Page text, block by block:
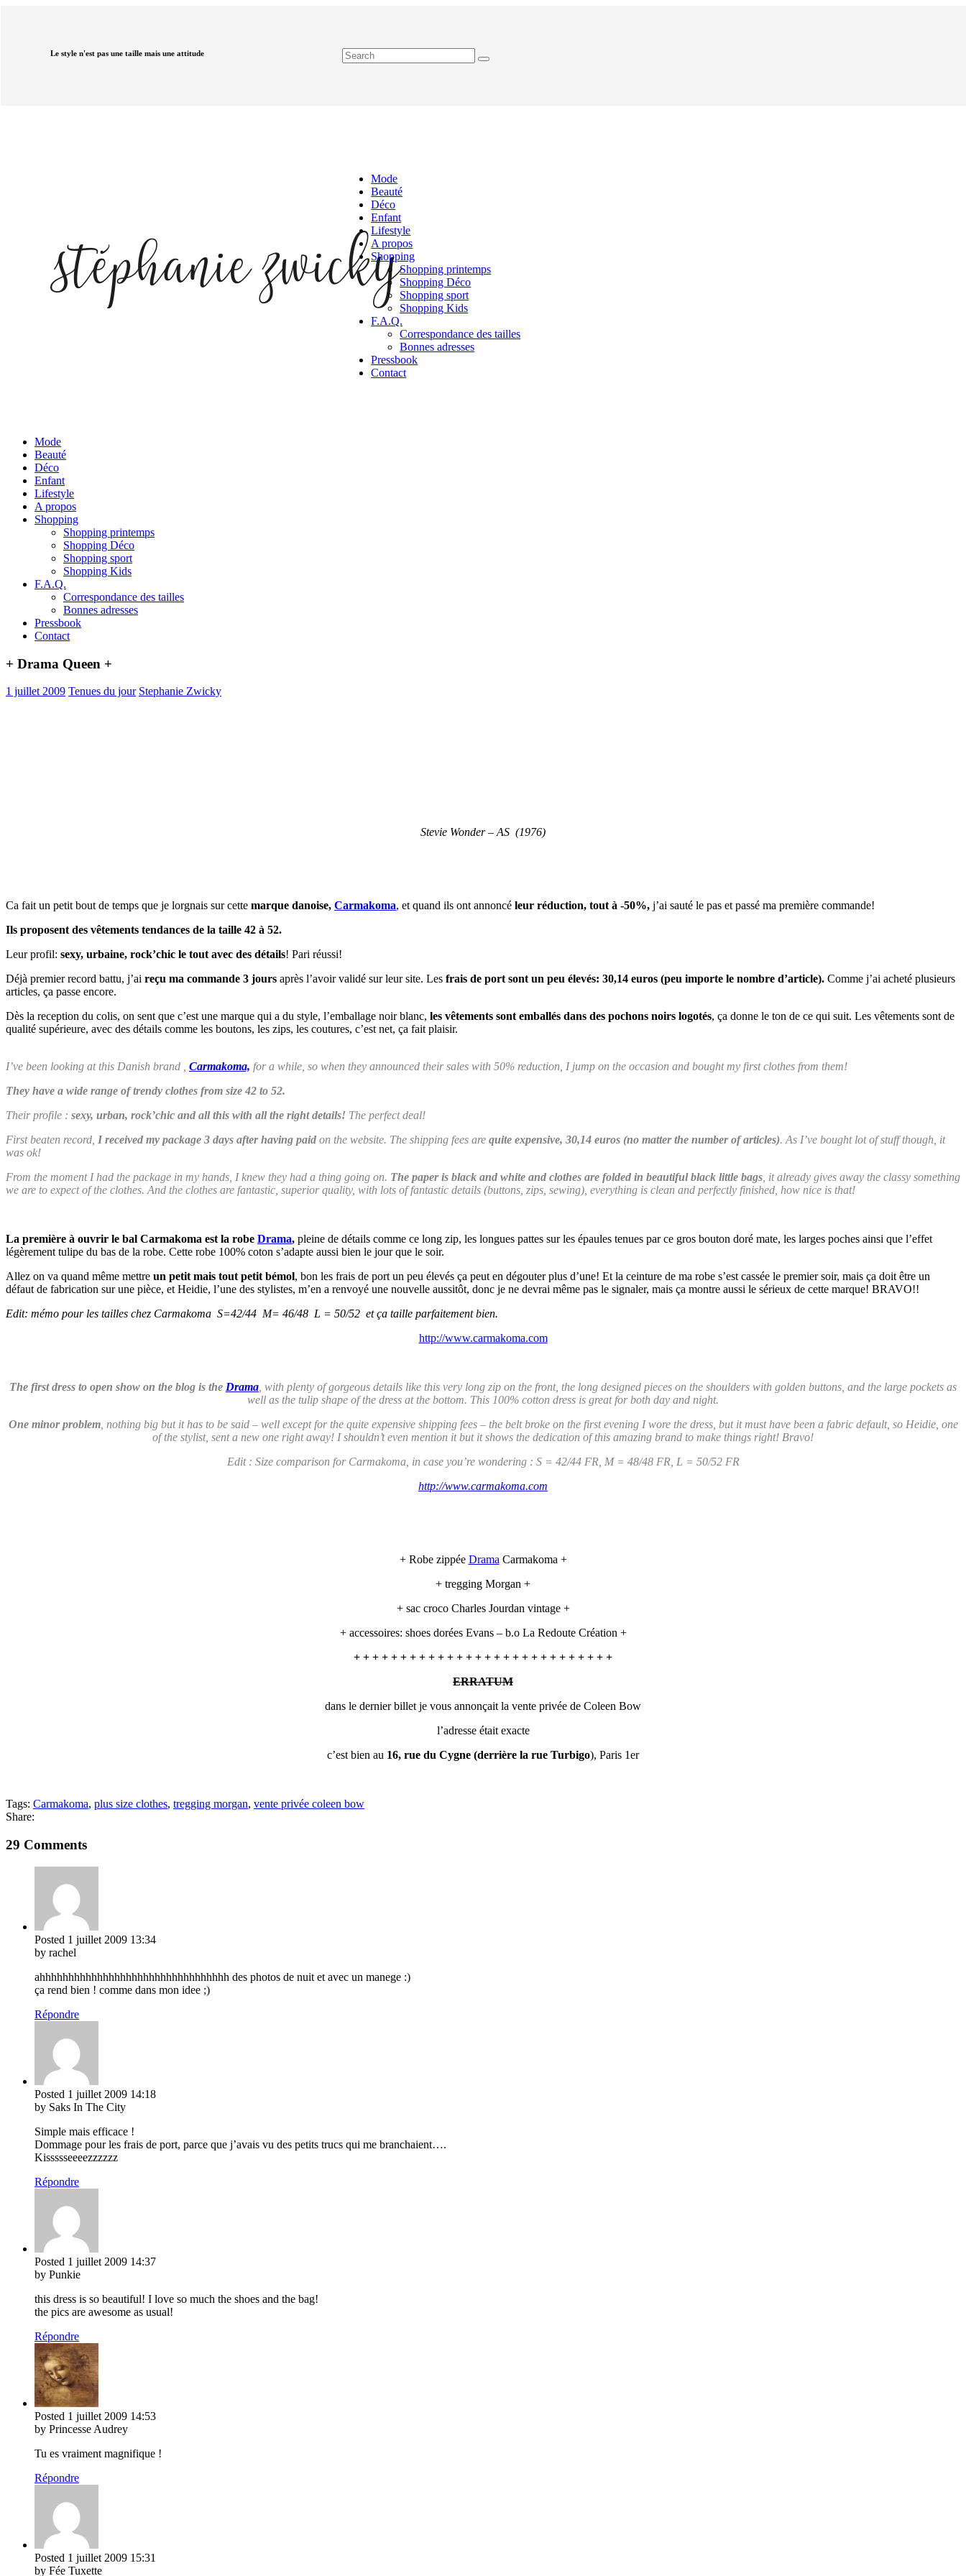
Le style n'est pas une taille mais une attitude
Mode
Beauté
Déco
Enfant
Lifestyle
A propos
Shopping
Shopping printemps
Shopping Déco
Shopping sport
Shopping Kids
F.A.Q.
Correspondance des tailles
Bonnes adresses
Pressbook
Contact
Mode
Beauté
Déco
Enfant
Lifestyle
A propos
Shopping
Shopping printemps
Shopping Déco
Shopping sport
Shopping Kids
F.A.Q.
Correspondance des tailles
Bonnes adresses
Pressbook
Contact
+ Drama Queen +
1 juillet 2009 Tenues du jour Stephanie Zwicky
Stevie Wonder – AS (1976)
Ca fait un petit bout de temps que je lorgnais sur cette marque danoise, Carmakoma, et quand ils ont annoncé leur réduction, tout à -50%, j’ai sauté le pas et passé ma première commande!
Ils proposent des vêtements tendances de la taille 42 à 52.
Leur profil: sexy, urbaine, rock’chic le tout avec des détails! Pari réussi!
Déjà premier record battu, j’ai reçu ma commande 3 jours après l’avoir validé sur leur site. Les frais de port sont un peu élevés: 30,14 euros (peu importe le nombre d’article). Comme j’ai acheté plusieurs
articles, ça passe encore.
Dès la reception du colis, on sent que c’est une marque qui a du style, l’emballage noir blanc, les vêtements sont emballés dans des pochons noirs logotés, ça donne le ton de ce qui suit. Les vêtements sont de
qualité supérieure, avec des détails comme les boutons, les zips, les coutures, c’est net, ça fait plaisir.
I’ve been looking at this Danish brand , Carmakoma, for a while, so when they announced their sales with 50% reduction, I jump on the occasion and bought my first clothes from them!
They have a wide range of trendy clothes from size 42 to 52.
Their profile : sexy, urban, rock’chic and all this with all the right details! The perfect deal!
First beaten record, I received my package 3 days after having paid on the website. The shipping fees are quite expensive, 30,14 euros (no matter the number of articles). As I’ve bought lot of stuff though, it
was ok!
From the moment I had the package in my hands, I knew they had a thing going on. The paper is black and white and clothes are folded in beautiful black little bags , it already gives away the classy something
we are to expect of the clothes. And the clothes are fantastic, superior quality, with lots of fantastic details (buttons, zips, sewing), everything is clean and perfectly finished, how nice is that!
La première à ouvrir le bal Carmakoma est la robe Drama, pleine de détails comme ce long zip, les longues pattes sur les épaules tenues par ce gros bouton doré mate, les larges poches ainsi que l’effet
légèrement tulipe du bas de la robe. Cette robe 100% coton s’adapte aussi bien le jour que le soir.
Allez on va quand même mettre un petit mais tout petit bémol, bon les frais de port un peu élevés ça peut en dégouter plus d’une! Et la ceinture de ma robe s’est cassée le premier soir, mais ça doit être un
défaut de fabrication sur une pièce, et Heidie, l’une des stylistes, m’en a renvoyé une nouvelle aussitôt, donc je ne devrai même pas le signaler, mais ça montre aussi le sérieux de cette marque! BRAVO!!
Edit: mémo pour les tailles chez Carmakoma S=42/44 M= 46/48 L = 50/52 et ça taille parfaitement bien.
http://www.carmakoma.com
The first dress to open show on the blog is the Drama , with plenty of gorgeous details like this very long zip on the front, the long designed pieces on the shoulders with golden buttons, and the large pockets as
well as the tulip shape of the dress at the bottom. This 100% cotton dress is great for both day and night.
One minor problem, nothing big but it has to be said – well except for the quite expensive shipping fees – the belt broke on the first evening I wore the dress, but it must have been a fabric default, so Heidie, one
of the stylist, sent a new one right away! I shouldn’t even mention it but it shows the dedication of this amazing brand to make things right! Bravo!
Edit : Size comparison for Carmakoma, in case you’re wondering : S = 42/44 FR, M = 48/48 FR, L = 50/52 FR
http://www.carmakoma.com
+ Robe zippée Drama Carmakoma +
+ tregging Morgan +
+ sac croco Charles Jourdan vintage +
+ accessoires: shoes dorées Evans – b.o La Redoute Création +
+ + + + + + + + + + + + + + + + + + + + + + + + + + + +
ERRATUM
dans le dernier billet je vous annonçait la vente privée de Coleen Bow
l’adresse était exacte
c’est bien au 16, rue du Cygne (derrière la rue Turbigo), Paris 1er
Tags: Carmakoma, plus size clothes, tregging morgan, vente privée coleen bow
Share:
29 Comments
Posted 1 juillet 2009 13:34
by rachel
ahhhhhhhhhhhhhhhhhhhhhhhhhhhhhhhhh des photos de nuit et avec un manege :)
ça rend bien ! comme dans mon idee ;)
Répondre
Posted 1 juillet 2009 14:18
by Saks In The City
Simple mais efficace !
Dommage pour les frais de port, parce que j’avais vu des petits trucs qui me branchaient….
Kissssseeeezzzzzz
Répondre
Posted 1 juillet 2009 14:37
by Punkie
this dress is so beautiful! I love so much the shoes and the bag!
the pics are awesome as usual!
Répondre
Posted 1 juillet 2009 14:53
by Princesse Audrey
Tu es vraiment magnifique !
Répondre
Posted 1 juillet 2009 15:31
by Fée Tuxette